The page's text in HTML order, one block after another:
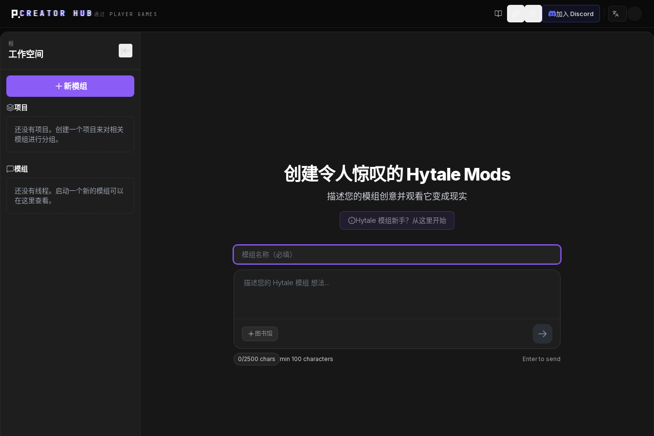
CREATOR HUB 通过 PLAYER GAMES 加入 Discord
选择语言
根
工作空间
新模组
项目
还没有项目。创建一个项目来对相关
模组进行分组。
模组
还没有线程。启动一个新的模组可以
在这里查看。
创建令人惊叹的 Hytale Mods
描述您的模组创意并观看它变成现实
Hytale 模组新手？从这里开始
图书馆
0/2500 chars min 100 characters Enter to send